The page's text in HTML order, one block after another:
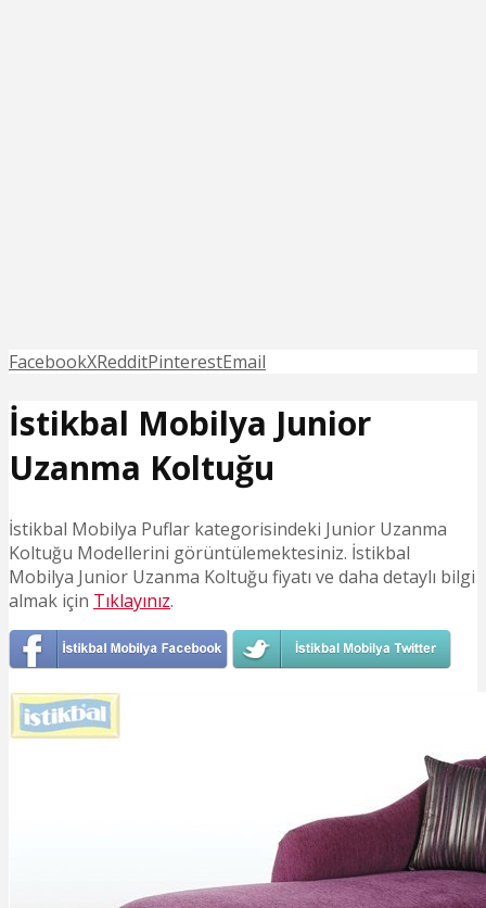
FacebookXRedditPinterestEmail
İstikbal Mobilya Junior
Uzanma Koltuğu
İstikbal Mobilya Puflar kategorisindeki Junior Uzanma
Koltuğu Modellerini görüntülemektesiniz. İstikbal
Mobilya Junior Uzanma Koltuğu fiyatı ve daha detaylı bilgi
almak için Tıklayınız.